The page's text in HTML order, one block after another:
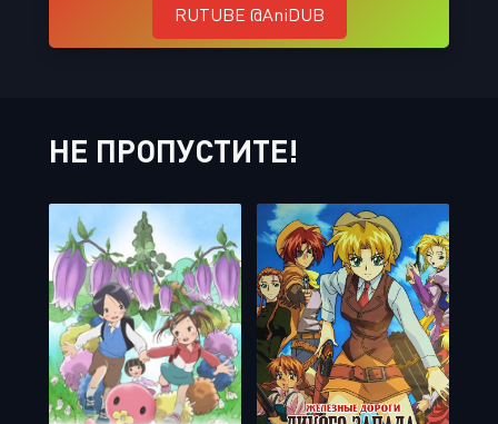
RUTUBE @AniDUB
НЕ ПРОПУСТИТЕ!